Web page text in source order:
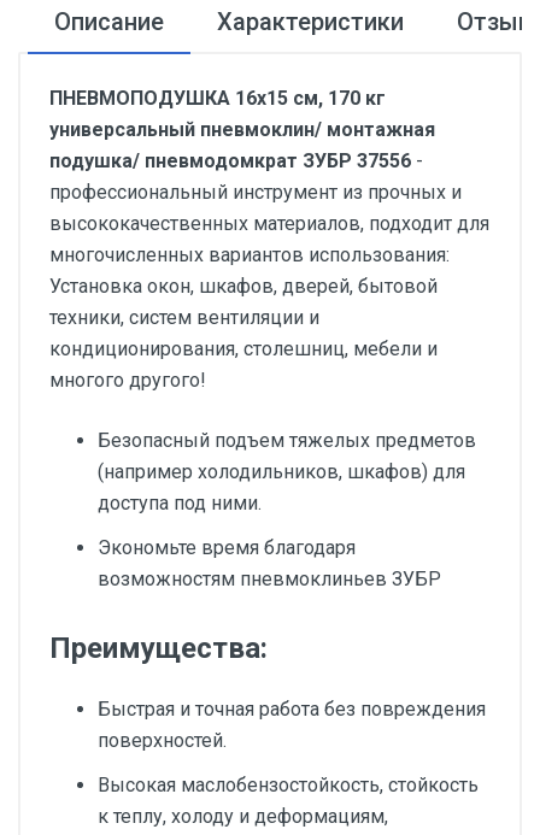
Описание Характеристики
ПНЕВМОПОДУШКА 16х15 см, 170 кг
универсальный пневмоклин/ монтажная
подушка/ пневмодомкрат ЗУБР 37556 -
профессиональный инструмент из прочных и
высококачественных материалов, подходит для
многочисленных вариантов использования:
Установка окон, шкафов, дверей, бытовой
техники, систем вентиляции и
кондиционирования, столешниц, мебели и
многого другого!
Безопасный подъем тяжелых предметов
(например холодильников, шкафов) для
доступа под ними.
Экономьте время благодаря
возможностям пневмоклиньев ЗУБР
Преимущества:
Быстрая и точная работа без повреждения
поверхностей.
Высокая маслобензостойкость, стойкость
к теплу, холоду и деформациям,